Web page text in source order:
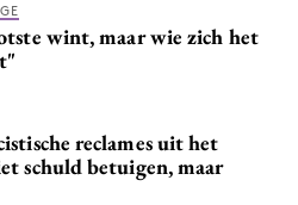
wint, maar wie zich het
reclames uit het
schuld betuigen, maar